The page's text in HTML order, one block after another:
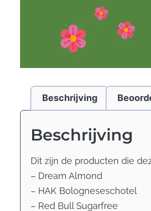
Beschrijving
Beschrijving
Dit zijn de producten die
– Dream Almond
– HAK Bologneseschotel
– Red Bull Sugarfree